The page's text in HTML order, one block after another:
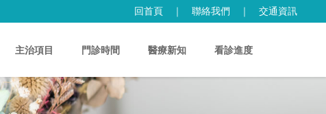
回首頁 ｜ 聯絡我們 ｜ 交通資訊
主治項目 門診時間 醫療新知 看診進度